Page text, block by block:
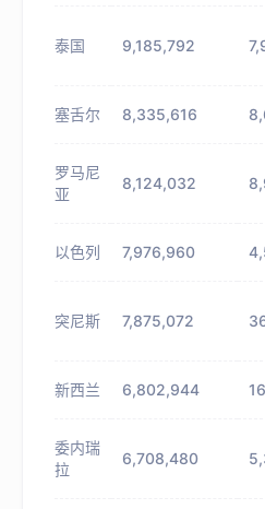
泰国 9,185,792
塞舌尔 8,335,616
罗马尼
亚
8,124,032
以色列 7,976,960
突尼斯 7,875,072
新西兰 6,802,944
委内瑞
拉
6,708,480